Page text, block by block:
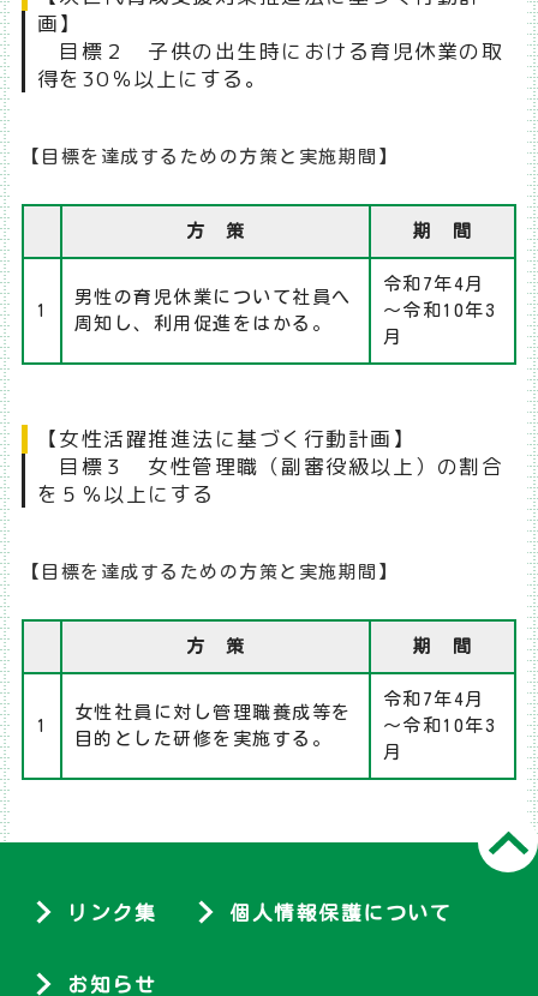
画】
目標２ 子供の出生時における育児休業の取
得を30％以上にする。
【目標を達成するための方策と実施期間】
方 策 期 間
1
男性の育児休業について社員へ
周知し、利用促進をはかる。
令和7年4月
～令和10年3
月
【女性活躍推進法に基づく行動計画】
目標３ 女性管理職（副審役級以上）の割合
を５％以上にする
【目標を達成するための方策と実施期間】
方 策 期 間
1
女性社員に対し管理職養成等を
目的とした研修を実施する。
令和7年4月
～令和10年3
月
リンク集 個人情報保護について
お知らせ